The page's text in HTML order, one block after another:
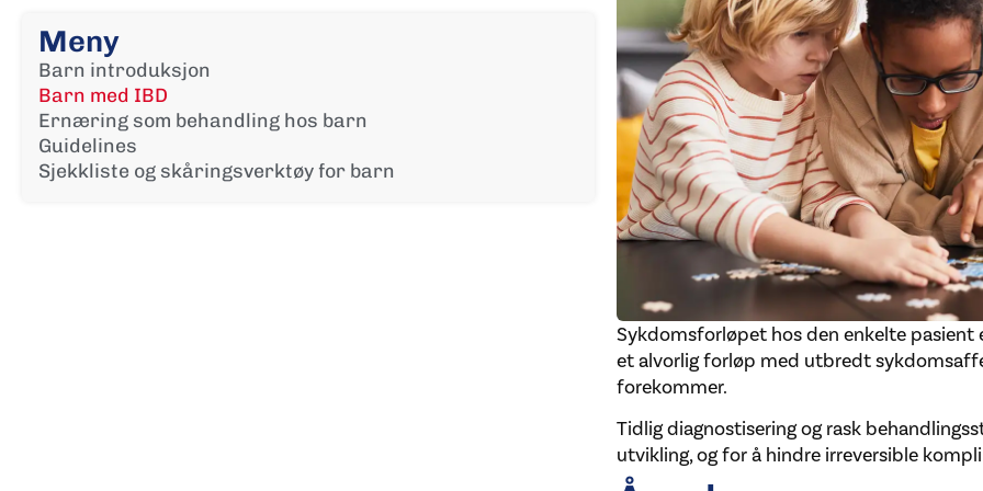
Meny
Barn introduksjon
Barn med IBD
Ernæring som behandling hos barn
Guidelines
Sjekkliste og skåringsverktøy for barn
Sykdomsforløpet hos den enkelte pasient
et alvorlig forløp med utbredt
forekommer.
Tidlig diagnostisering og rask
utvikling, og for å hindre irreversible